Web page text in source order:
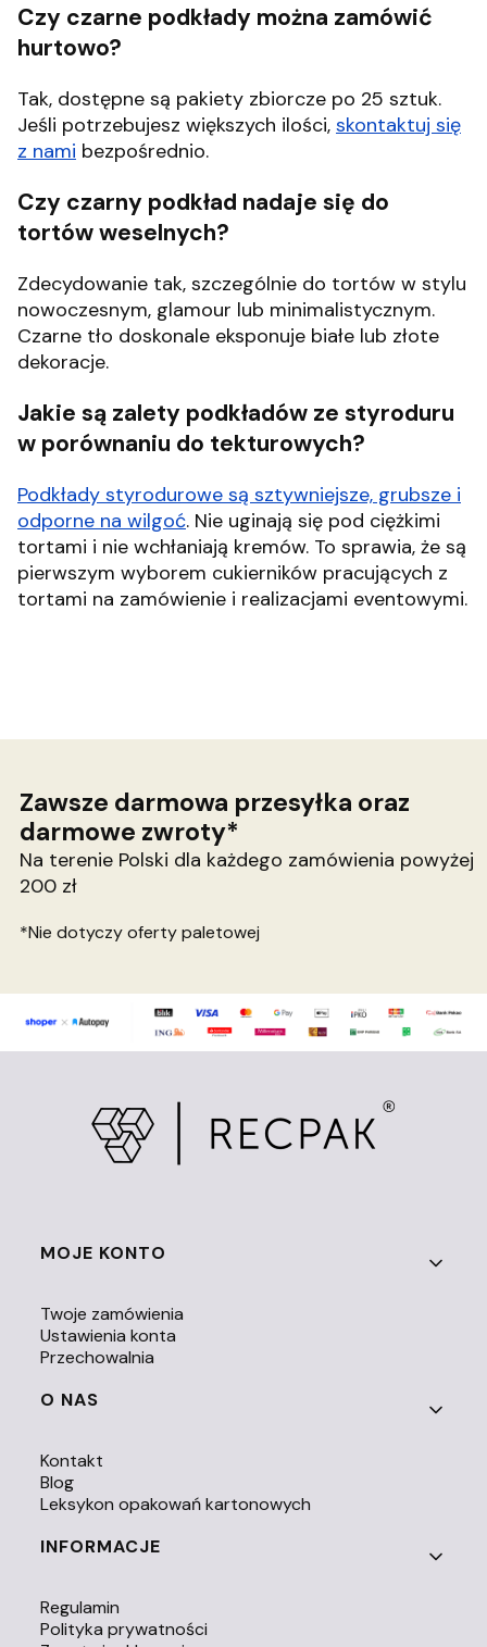
Czy czarne podkłady można zamówić
hurtowo?
Tak, dostępne są pakiety zbiorcze po 25 sztuk.
Jeśli potrzebujesz większych ilości, skontaktuj się
z nami bezpośrednio.
Czy czarny podkład nadaje się do
tortów weselnych?
Zdecydowanie tak, szczególnie do tortów w stylu
nowoczesnym, glamour lub minimalistycznym.
Czarne tło doskonale eksponuje białe lub złote
dekoracje.
Jakie są zalety podkładów ze styroduru
w porównaniu do tekturowych?
Podkłady styrodurowe są sztywniejsze, grubsze i
odporne na wilgoć. Nie uginają się pod ciężkimi
tortami i nie wchłaniają kremów. To sprawia, że są
pierwszym wyborem cukierników pracujących z
tortami na zamówienie i realizacjami eventowymi.
Zawsze darmowa przesyłka oraz
darmowe zwroty*
Na terenie Polski dla każdego zamówienia powyżej
200 zł
*Nie dotyczy oferty paletowej
Linki w stopce
MOJE KONTO
Twoje zamówienia
Ustawienia konta
Przechowalnia
O NAS
Kontakt
Blog
Leksykon opakowań kartonowych
INFORMACJE
Regulamin
Polityka prywatności